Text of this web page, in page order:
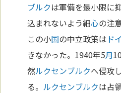
ブルクは軍備を最小限に抑
込まれないよう細心の注
この小国の中立政策は ド
きなかった。1940年5月
然ルクセンブルクへ侵攻
る。 ルクセンブルクは占